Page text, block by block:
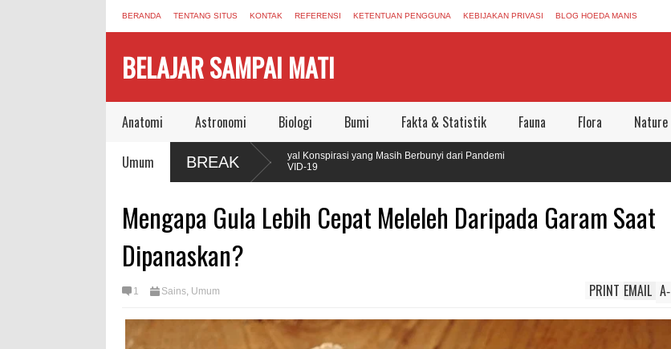
BERANDA TENTANG SITUS KONTAK REFERENSI KETENTUAN PENGGUNA KEBIJAKAN PRIVASI BLOG HOEDA MANIS
BELAJAR SAMPAI MATI
Anatomi Astronomi Biologi Bumi Fakta & Statistik Fauna Flora Nature
Umum BREAK
yang Mengubah Cara Manusia
Sinyal Konspirasi yang Masih Berbunyi dari Pandemi
COVID-19
Vaksin Polio
Mengapa Gula Lebih Cepat Meleleh Daripada Garam Saat
Dipanaskan?
1 Sains Umum A-
EMAIL
PRINT